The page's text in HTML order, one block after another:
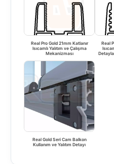
Real Pro Gold 21mm Katlanır
Isıcamlı Yalıtım ve Çalışma
Mekanizması
Real
Real Gold Seri Cam Balkon
Kullanım ve Yalıtım Detayı